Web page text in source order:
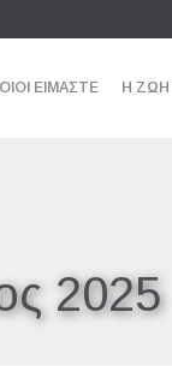
ΕΙΜΑΣΤΕ Η ΖΩΗ
2025